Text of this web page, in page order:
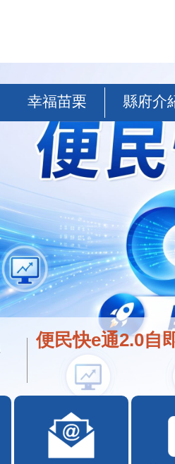
幸福苗栗 縣府介
便民快e通2.0自